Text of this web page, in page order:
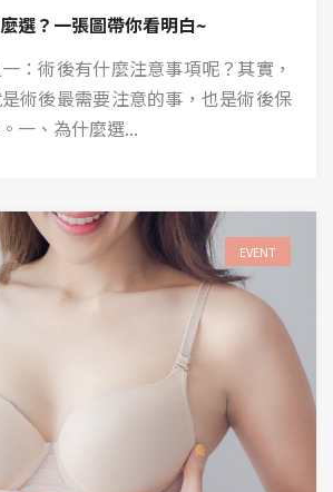
選？一張圖帶你看明白~
：術後有什麼注意事項呢？其實，
是術後最需要注意的事，也是術後保
一、為什麼選...
EVENT